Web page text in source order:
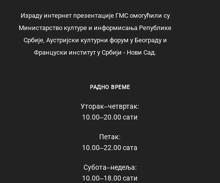
Израду интернет презентације ГМС омогућили су
Министарство културе и информисања Републике
Србије, Аустријски културни форум у Београду и
Француски институт у Србији - Нови Сад.
РАДНО ВРЕМЕ
Уторак‒четвртак:
10.00‒20.00 сати
Петак:
10.00‒22.00 сата
Субота‒недеља:
10.00‒18.00 сати